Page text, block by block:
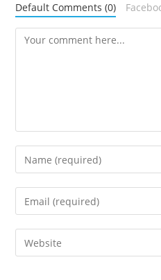
Default Comments (0)
Comment
Enter
your
name
comment
Enter
your
email
address
Enter
your